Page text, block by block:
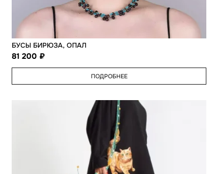
БУСЫ БИРЮЗА, ОПАЛ
81 200
ПОДРОБНЕЕ